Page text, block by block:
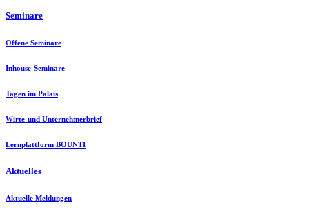
Seminare
Offene Seminare
Inhouse-Seminare
Tagen im Palais
Wirte-und Unternehmerbrief
Lernplattform BOUNTI
Aktuelles
Aktuelle Meldungen